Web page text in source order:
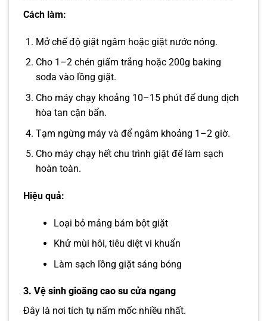
Cách làm:
Mở chế độ giặt ngâm hoặc giặt nước nóng.
Cho 1–2 chén giấm trắng hoặc 200g baking
soda vào lồng giặt.
Cho máy chạy khoảng 10–15 phút để dung dịch
hòa tan cặn bẩn.
Tạm ngừng máy và để ngâm khoảng 1–2 giờ.
Cho máy chạy hết chu trình giặt để làm sạch
hoàn toàn.
Hiệu quả:
Loại bỏ mảng bám bột giặt
Khử mùi hôi, tiêu diệt vi khuẩn
Làm sạch lồng giặt sáng bóng
3. Vệ sinh gioăng cao su cửa ngang
Đây là nơi tích tụ nấm mốc nhiều nhất.